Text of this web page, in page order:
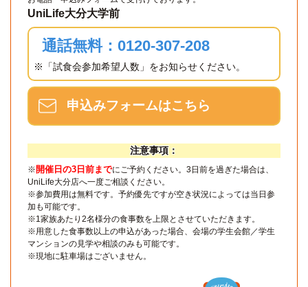
UniLife大分大学前
通話無料：0120-307-208
※「試食会参加希望人数」をお知らせください。
申込みフォームはこちら
注意事項：
※ 開催日の3日前までにご予約ください。3日前を過ぎた場合は、
UniLife大分店へ一度ご相談ください。
※参加費用は無料です。予約優先ですが空き状況によっては当日参
加も可能です。
※1家族あたり2名様分の食事数を上限とさせていただきます。
※用意した食事数以上の申込があった場合、会場の学生会館／学生
マンションの見学や相談のみも可能です。
※現地に駐車場はございません。